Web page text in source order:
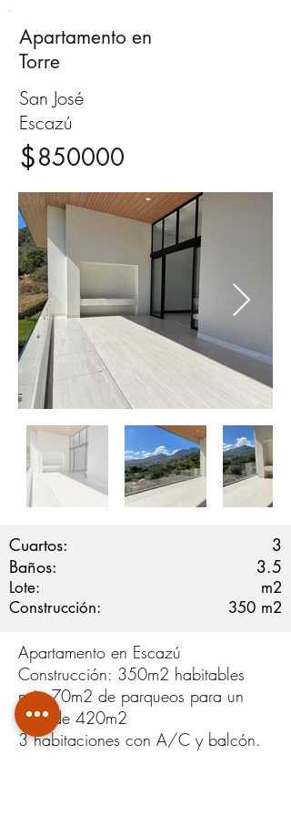
Apartamento en
Torre
San José
Escazú
$850000
Cuartos:
Baños:
Lote:
Construcción:
3
3.5
350
m2
m2
Apartamento en Escazú
Construcción: 350m2 habitables
más 70m2 de parqueos para un
total de 420m2
3 habitaciones con A/C y balcón.